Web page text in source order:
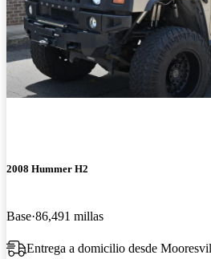
2008 Hummer H2
Base 86,491 millas
Entrega a domicilio desde